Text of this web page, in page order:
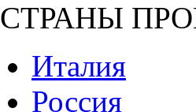
СТРАНЫ
Италия
Россия